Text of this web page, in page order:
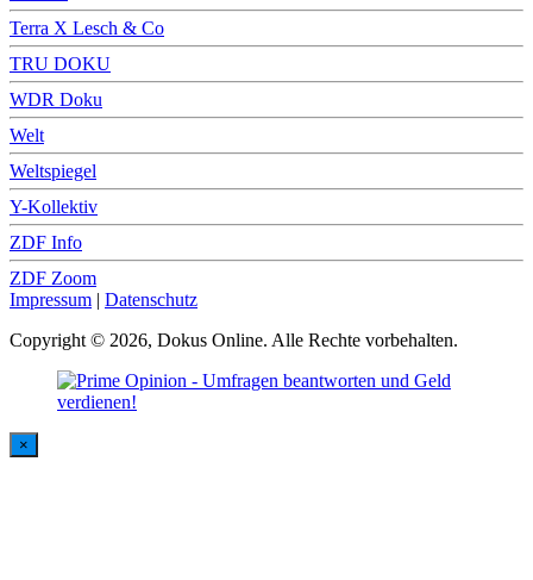
Terra X Lesch & Co
TRU DOKU
WDR Doku
Welt
Weltspiegel
Y-Kollektiv
ZDF Info
ZDF Zoom
Impressum | Datenschutz
Copyright © 2026, Dokus Online. Alle Rechte vorbehalten.
×